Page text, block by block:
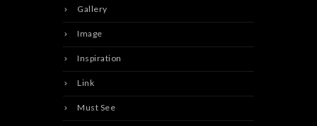
Gallery
Image
Inspiration
Link
Must See